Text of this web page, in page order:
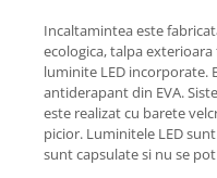
Incaltamintea este
ecologica, talpa
luminite LED incorporate.
antiderapant din EVA.
este realizat cu barete
picior. Luminitele LED
sunt capsulate si nu se